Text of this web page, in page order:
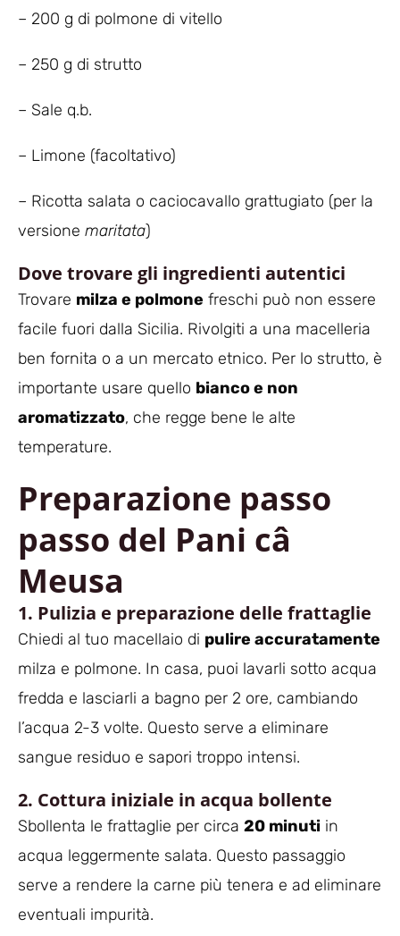
– 200 g di polmone di vitello
– 250 g di strutto
– Sale q.b.
– Limone (facoltativo)
– Ricotta salata o caciocavallo grattugiato (per la
versione maritata)
Dove trovare gli ingredienti autentici
Trovare milza e polmone freschi può non essere
facile fuori dalla Sicilia. Rivolgiti a una macelleria
ben fornita o a un mercato etnico. Per lo strutto, è
importante usare quello bianco e non
aromatizzato, che regge bene le alte
temperature.
Preparazione passo
passo del Pani câ
Meusa
1. Pulizia e preparazione delle frattaglie
Chiedi al tuo macellaio di pulire accuratamente
milza e polmone. In casa, puoi lavarli sotto acqua
fredda e lasciarli a bagno per 2 ore, cambiando
l’acqua 2-3 volte. Questo serve a eliminare
sangue residuo e sapori troppo intensi.
2. Cottura iniziale in acqua bollente
Sbollenta le frattaglie per circa 20 minuti in
acqua leggermente salata. Questo passaggio
serve a rendere la carne più tenera e ad eliminare
eventuali impurità.